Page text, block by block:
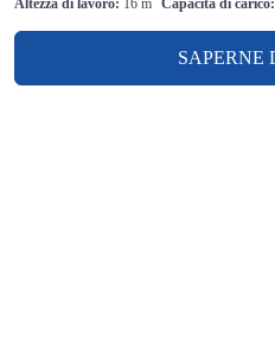
Altezza di lavoro: 16 m Capacità di carico:
SAPERNE